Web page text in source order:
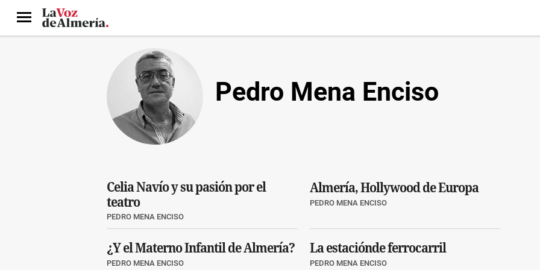
Menú
Pedro Mena Enciso
Celia Navío y su pasión por el
teatro
PEDRO MENA ENCISO
Almería, Hollywood de Europa
PEDRO MENA ENCISO
¿Y el Materno Infantil de Almería?
PEDRO MENA ENCISO
La estaciónde ferrocarril
PEDRO MENA ENCISO